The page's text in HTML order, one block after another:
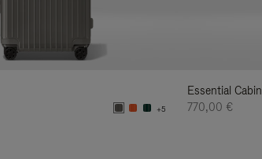
+5
Essential Cabin
770,00 €